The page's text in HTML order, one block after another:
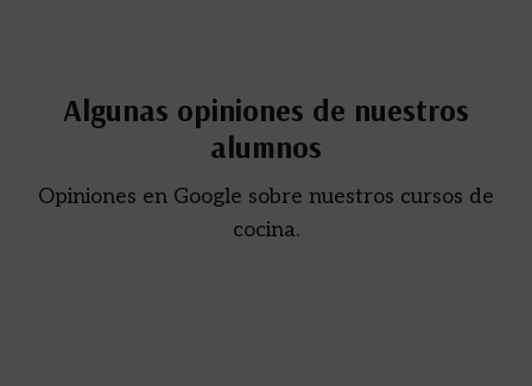
Algunas opiniones de nuestros
alumnos
Opiniones en Google sobre nuestros cursos de
cocina.